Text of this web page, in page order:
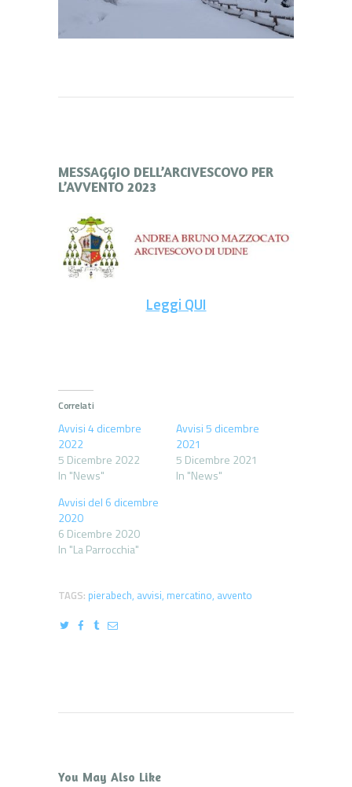
MESSAGGIO DELL’ARCIVESCOVO PER
L’AVVENTO 2023
Leggi QUI
Correlati
Avvisi 4 dicembre
2022
5 Dicembre 2022
In "News"
Avvisi 5 dicembre
2021
5 Dicembre 2021
In "News"
Avvisi del 6 dicembre
2020
6 Dicembre 2020
In "La Parrocchia"
TAGS: pierabech, avvisi, mercatino, avvento
You May Also Like